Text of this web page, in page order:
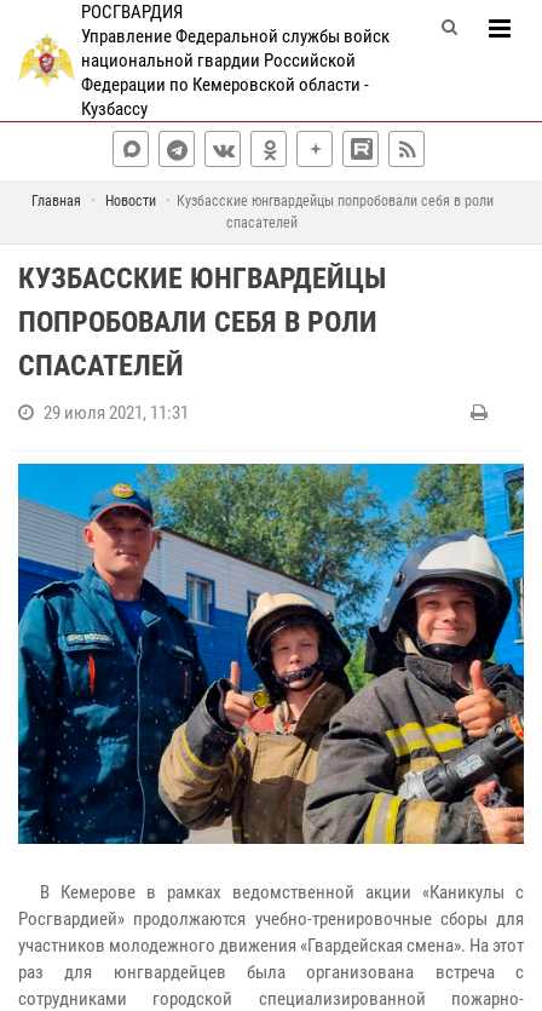
РОСГВАРДИЯ
Управление Федеральной службы войск
национальной гвардии Российской
Федерации по Кемеровской области -
Кузбассу
Главная Новости
Кузбасские юнгвардейцы попробовали себя в роли
спасателей
КУЗБАССКИЕ ЮНГВАРДЕЙЦЫ
ПОПРОБОВАЛИ СЕБЯ В РОЛИ
СПАСАТЕЛЕЙ
29 июля 2021, 11:31
В Кемерове в рамках ведомственной акции «Каникулы с
Росгвардией» продолжаются учебно-тренировочные сборы для
участников молодежного движения «Гвардейская смена». На этот
раз для юнгвардейцев была организована встреча с
сотрудниками городской специализированной пожарно-